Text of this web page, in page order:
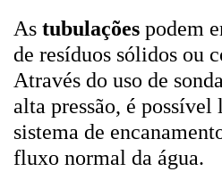
As tubulações podem
de resíduos sólidos ou
Através do uso de
alta pressão, é
sistema de
fluxo normal da água.